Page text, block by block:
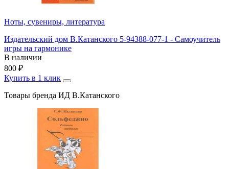
Ноты, сувениры, литература
Издательский дом В.Катанского 5-94388-077-1 - Самоучитель
игры на гармонике
В наличии
800 ₽
Купить в 1 клик
Товары бренда ИД В.Катанского